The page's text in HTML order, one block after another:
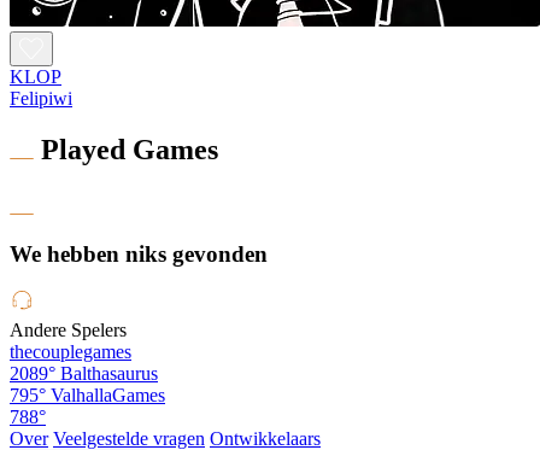
KLOP
Felipiwi
Played Games
We hebben niks gevonden
Andere Spelers
thecouplegames
2089° Balthasaurus
795° ValhallaGames
788°
Over Veelgestelde vragen Ontwikkelaars